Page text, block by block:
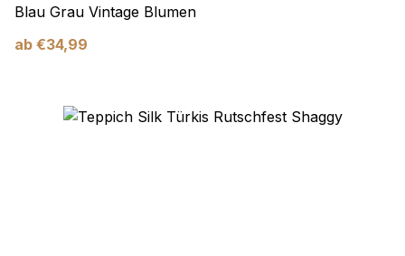
Blau Grau Vintage Blumen
ab €34,99